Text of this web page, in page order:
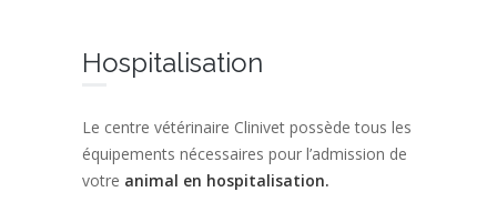
Hospitalisation
Le centre vétérinaire Clinivet possède tous les
équipements nécessaires pour l’admission de
votre animal en hospitalisation.